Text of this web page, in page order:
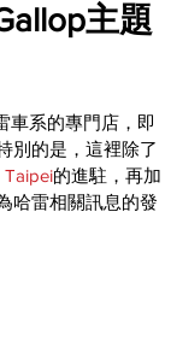
主題
車系的專門店，即
別的是，這裡除了
Taipei的進駐，再加
哈雷相關訊息的發